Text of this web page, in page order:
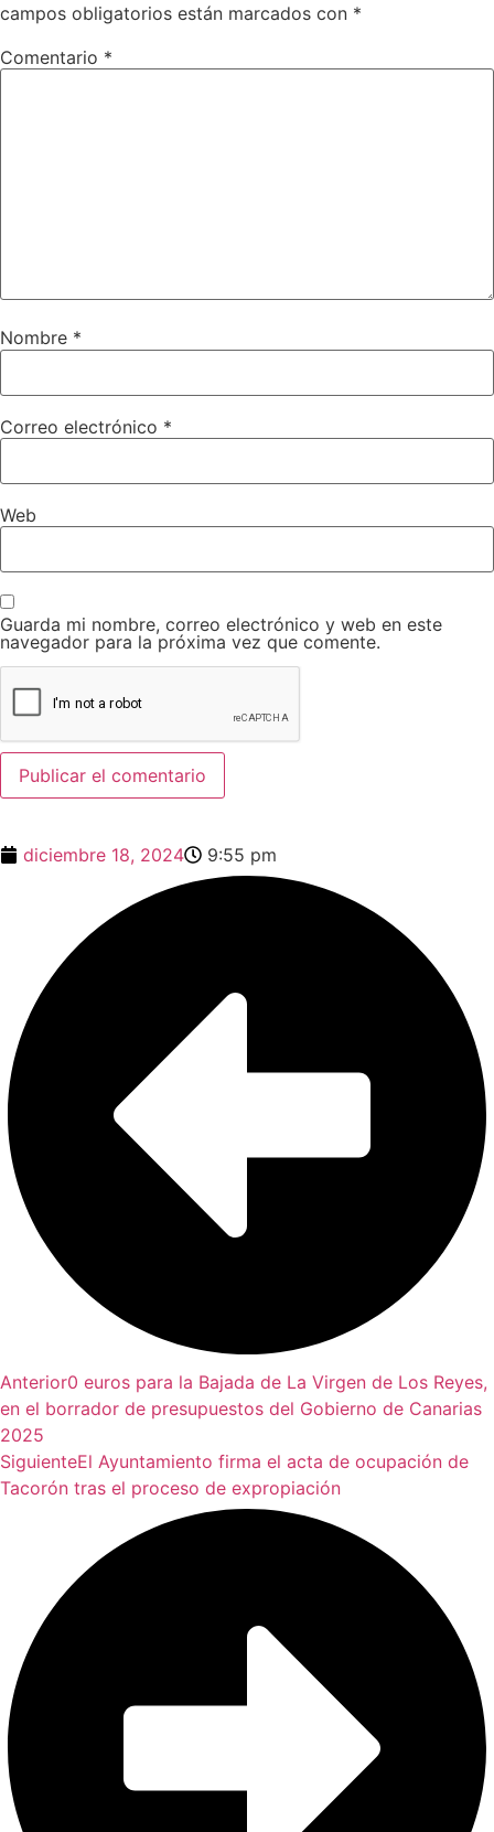
campos obligatorios están marcados con *
Comentario *
Nombre *
Correo electrónico *
Web
Guarda mi nombre, correo electrónico y web en este
navegador para la próxima vez que comente.
diciembre 18, 2024 9:55 pm
Anterior0 euros para la Bajada de La Virgen de Los Reyes,
en el borrador de presupuestos del Gobierno de Canarias
2025
SiguienteEl Ayuntamiento firma el acta de ocupación de
Tacorón tras el proceso de expropiación